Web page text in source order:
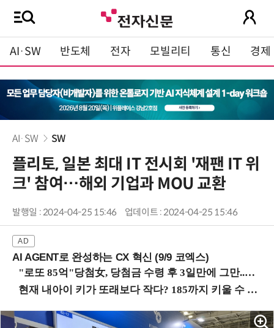
AI·SW 반도체 전자 모빌리티 통신 경제
AI·SW SW
플리토, 일본 최대 IT 전시회 '재팬 IT 위
크' 참여…해외 기업과 MOU 교환
발행일 : 2024-04-25 15:46 업데이트 : 2024-04-25 15:46
AI AGENT로 완성하는 CX 혁신 (9/9 코엑스)